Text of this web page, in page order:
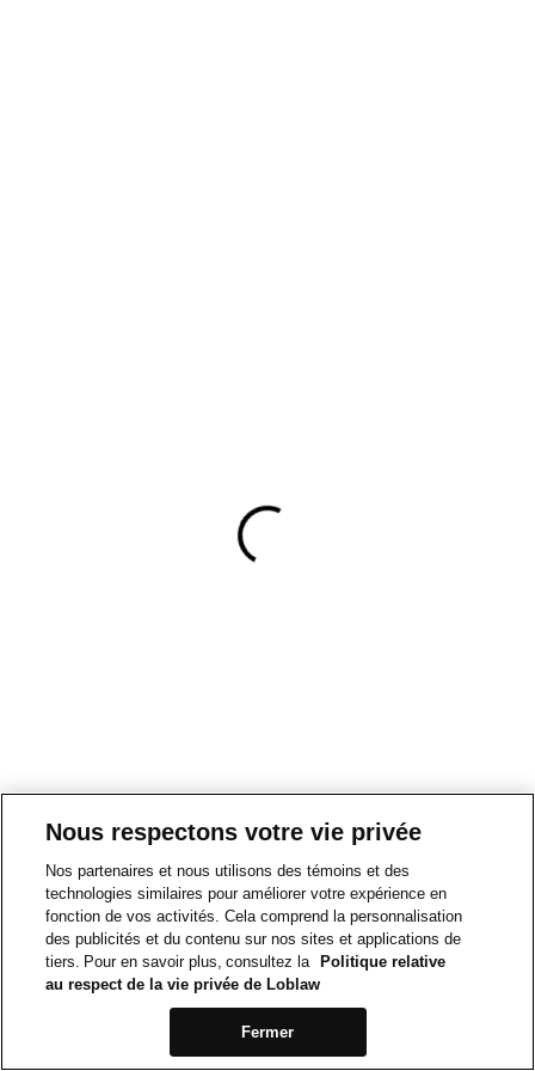
Nous respectons votre vie privée
Nos partenaires et nous utilisons des témoins et des
technologies similaires pour améliorer votre expérience en
fonction de vos activités. Cela comprend la personnalisation
des publicités et du contenu sur nos sites et applications de
tiers. Pour en savoir plus, consultez la
Politique relative
au respect de la vie privée de Loblaw
Fermer